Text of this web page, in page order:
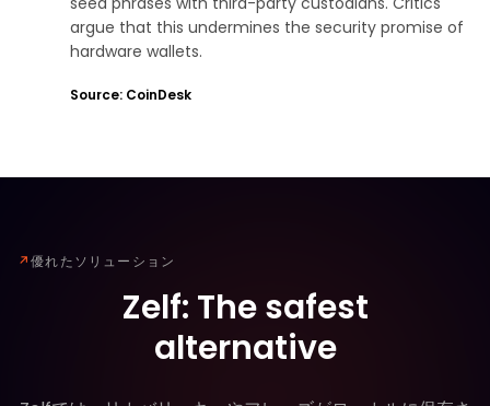
argue that this undermines the security promise of
hardware wallets.
Source: CoinDesk
↗優れたソリューション
Zelf: The safest
alternative